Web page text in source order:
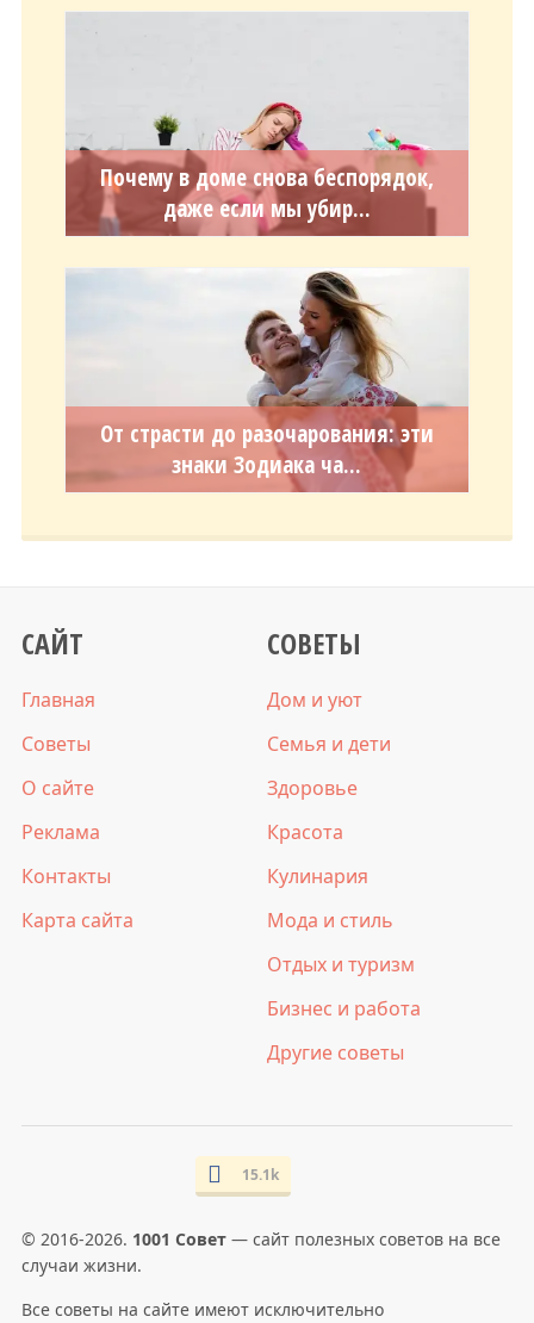
Почему в доме снова беспорядок,
даже если мы убир...
От страсти до разочарования: эти
знаки Зодиака ча...
САЙТ
Главная
Советы
О сайте
Реклама
Контакты
Карта сайта
СОВЕТЫ
Дом и уют
Семья и дети
Здоровье
Красота
Кулинария
Мода и стиль
Отдых и туризм
Бизнес и работа
Другие советы
15.1k
© 2016-2026. 1001 Совет— сайт полезных советов на все
случаи жизни.
Все советы на сайте имеют исключительно